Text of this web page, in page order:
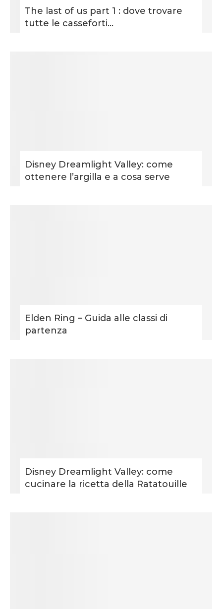
The last of us part 1 : dove trovare
tutte le casseforti...
Disney Dreamlight Valley: come
ottenere l’argilla e a cosa serve
Elden Ring – Guida alle classi di
partenza
Disney Dreamlight Valley: come
cucinare la ricetta della Ratatouille